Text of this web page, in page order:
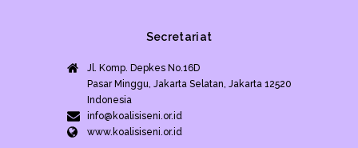
Secretariat
Jl. Komp. Depkes No.16D
Pasar Minggu, Jakarta Selatan, Jakarta 12520
Indonesia
info@koalisiseni.or.id
www.koalisiseni.or.id